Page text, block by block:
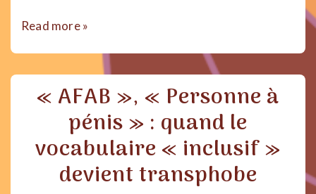
Je
me
Read more »
« AFAB », « Personne à
pénis » : quand le
vocabulaire « inclusif »
devient transphobe